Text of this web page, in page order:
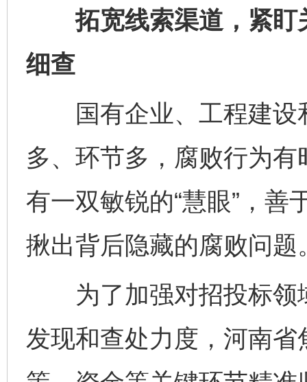
拓宽线索渠道，紧盯
细查
国有企业、工程建设
多、环节多，腐败行为
有一双敏锐的“慧眼”，善
揪出背后隐藏的腐败问题
为了加强对招投标领
发现和查处力度，河南